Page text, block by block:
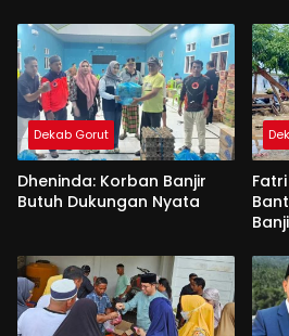
Dekab Gorut
Dheninda: Korban Banjir
Butuh Dukungan Nyata